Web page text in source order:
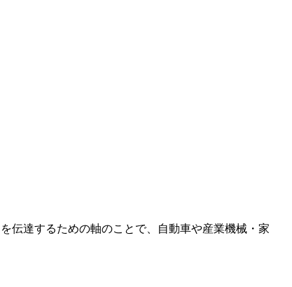
伝達するための軸のことで、自動車や産業機械・家